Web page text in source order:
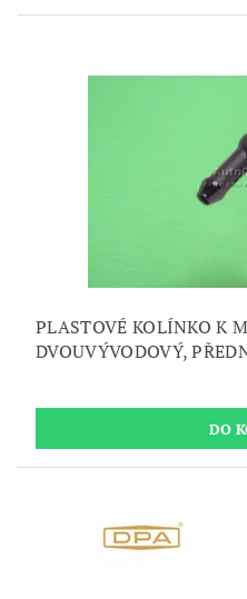
PLASTOVÉ KOLÍNKO K
DVOUVÝVODOVÝ,